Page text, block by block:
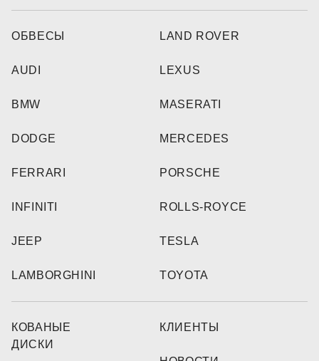
ОБВЕСЫ
AUDI
BMW
DODGE
FERRARI
INFINITI
JEEP
LAMBORGHINI
LAND ROVER
LEXUS
MASERATI
MERCEDES
PORSCHE
ROLLS-ROYCE
TESLA
TOYOTA
КОВАНЫЕ
ДИСКИ
КЛИЕНТЫ